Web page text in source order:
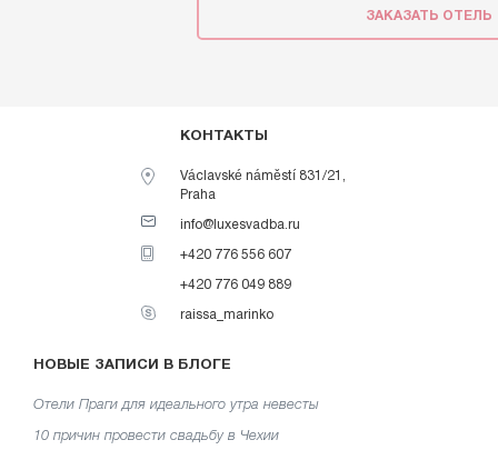
ЗАКАЗАТЬ ОТЕЛЬ
КОНТАКТЫ
Václavské náměstí 831/21,
Praha
info@luxesvadba.ru
+420 776 556 607
+420 776 049 889
raissa_marinko
НОВЫЕ ЗАПИСИ В БЛОГЕ
Отели Праги для идеального утра невесты
10 причин провести свадьбу в Чехии